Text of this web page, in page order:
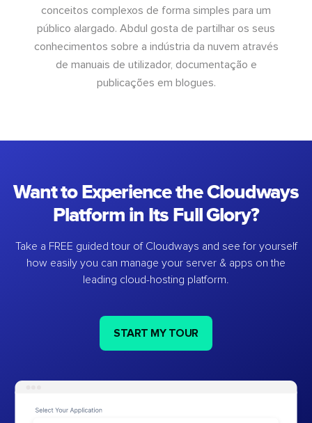
conceitos complexos de forma simples para um
público alargado. Abdul gosta de partilhar os seus
conhecimentos sobre a indústria da nuvem através
de manuais de utilizador, documentação e
publicações em blogues.
Want to Experience the Cloudways
Platform in Its Full Glory?
Take a FREE guided tour of Cloudways and see for yourself
how easily you can manage your server & apps on the
leading cloud-hosting platform.
START MY TOUR